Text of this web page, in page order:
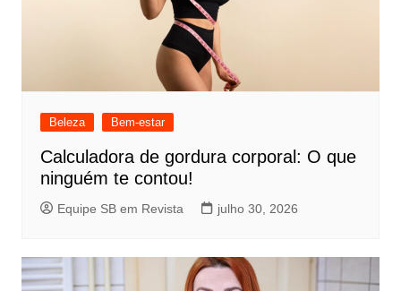
Beleza Bem-estar
Calculadora de gordura corporal: O que
ninguém te contou!
Equipe SB em Revista julho 30, 2026